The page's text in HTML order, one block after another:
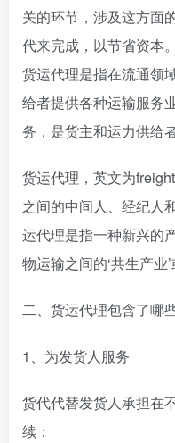
关的环节，涉及这方面
代来完成，以节省资本
货运代理是指在流通领
给者提供各种运输服务
务，是货主和运力供给
货运代理，英文为
之间的中间人、经纪人
运代理是指一种新兴的
物运输之间的‘共生产业’
二、货运代理包含了哪
1、为发货人服务
货代代替发货人承担在
续：